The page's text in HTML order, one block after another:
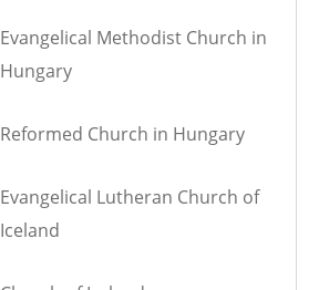
Evangelical Methodist Church in
Hungary
Reformed Church in Hungary
Evangelical Lutheran Church of
Iceland